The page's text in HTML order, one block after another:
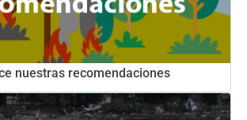
nuestras recomendaciones